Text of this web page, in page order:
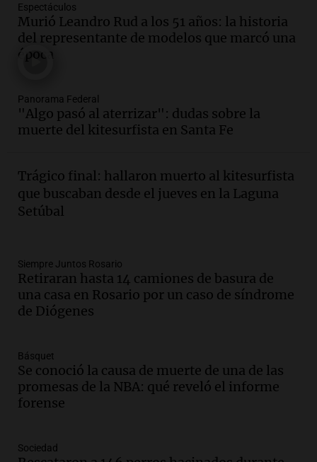
Audio.
Argentino del Alfajor en el Estadio de
Ferro este fin de semana
Panorama Federal
Audio.El evento más federal del año
reunirá a más de 80 expositores con
sabores únicos
Audio.Mariano Moreno: pasiones
intensas y su legado en la revolución
argentina
Audio.El Ensamble Municipal de Música
Ciudadana de Córdoba deleitó a los
oyentes de la radio a puro tango
Amamos Argentina
Audio.
Marcelo Lamberti (Rosario Central 2 - 1
Aldosivi)
Deportes Rosario
Audio.
Espectáculos
Murió Leandro Rud a los 51 años: la historia
del representante de modelos que marcó una
época
Panorama Federal
"Algo pasó al aterrizar": dudas sobre la
muerte del kitesurfista en Santa Fe
Trágico final: hallaron muerto al kitesurfista
que buscaban desde el jueves en la Laguna
Setúbal
Siempre Juntos Rosario
Retiraran hasta 14 camiones de basura de
una casa en Rosario por un caso de síndrome
de Diógenes
Básquet
Se conoció la causa de muerte de una de las
promesas de la NBA: qué reveló el informe
forense
Sociedad